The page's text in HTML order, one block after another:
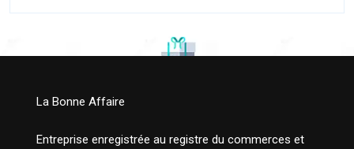
La Bonne Affaire
Entreprise enregistrée au registre du commerces et